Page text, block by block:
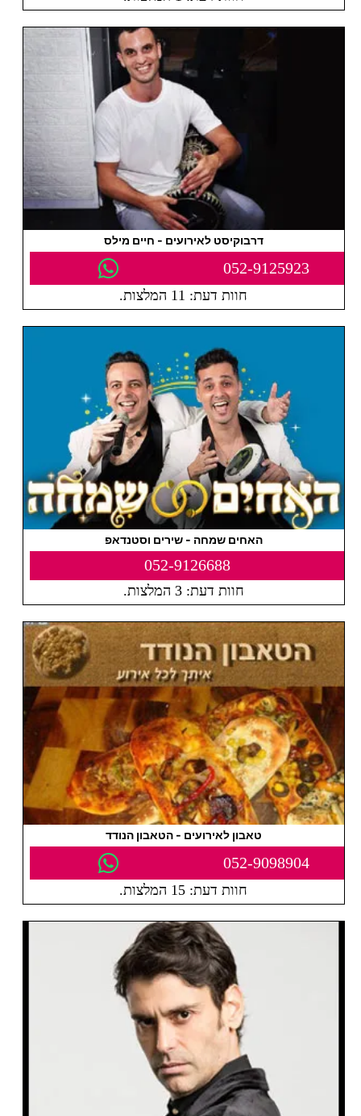
דרבוקיסט לאירועים - חיים מילס
052-9125923
חוות דעת: 11 המלצות.
האחים שמחה - שירים וסטנדאפ
052-9126688
חוות דעת: 3 המלצות.
טאבון לאירועים - הטאבון הנודד
052-9098904
חוות דעת: 15 המלצות.